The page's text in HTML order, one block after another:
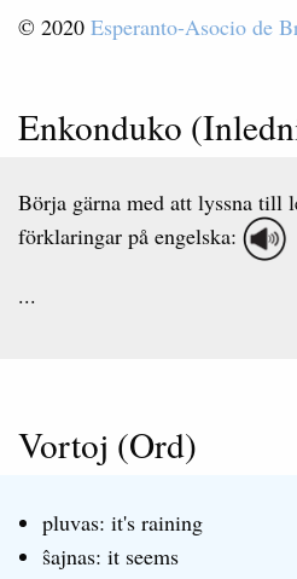
© 2020 Esperanto-Asocio de
Enkonduko
Börja gärna med att lyssna till
förklaringar på engelska:
...
Vortoj (Ord)
pluvas: it's raining
ŝajnas: it seems